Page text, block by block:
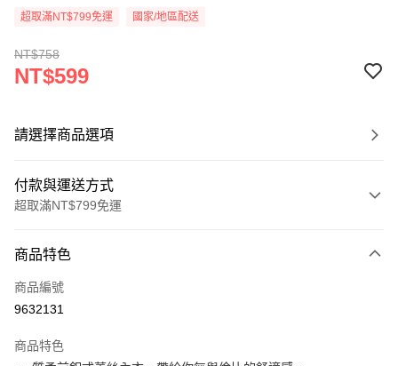
超取滿NT$799免運 國家/地區配送
NT$758
NT$599
請選擇商品選項
付款與運送方式
超取滿NT$799免運
信用卡一次付款
超商取貨付款
商品特色
商品編號
9632131
商品特色